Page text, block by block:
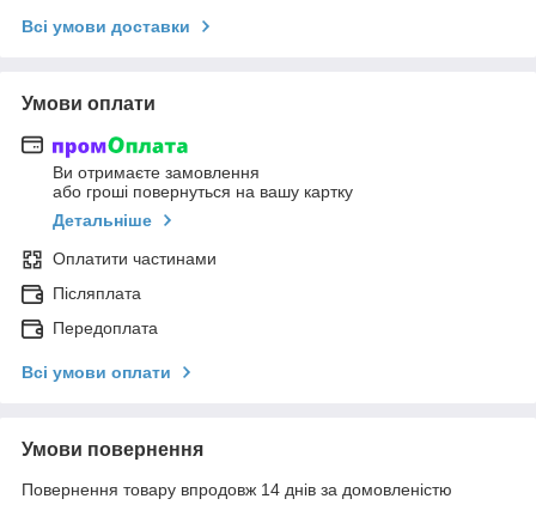
Всі умови доставки
Умови оплати
Ви отримаєте замовлення
або гроші повернуться на вашу картку
Детальніше
Оплатити частинами
Післяплата
Передоплата
Всі умови оплати
Умови повернення
Повернення товару впродовж 14 днів за домовленістю